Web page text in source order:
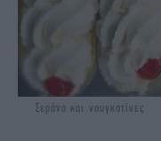
Σεράνο και νουγκατίνες